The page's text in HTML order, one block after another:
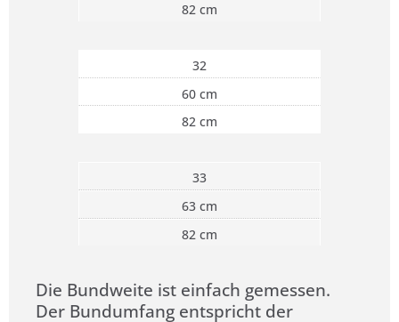
82 cm
32
60 cm
82 cm
33
63 cm
82 cm
Die Bundweite ist einfach gemessen.
Der Bundumfang entspricht der